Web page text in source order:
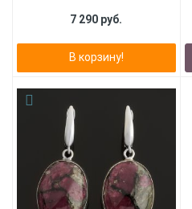
7 290 руб.
В корзину!